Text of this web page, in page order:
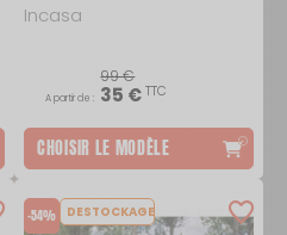
Incasa
99 €
A partir de : 35 €TTC
CHOISIR LE MODÈLE
-54% DESTOCKAGE